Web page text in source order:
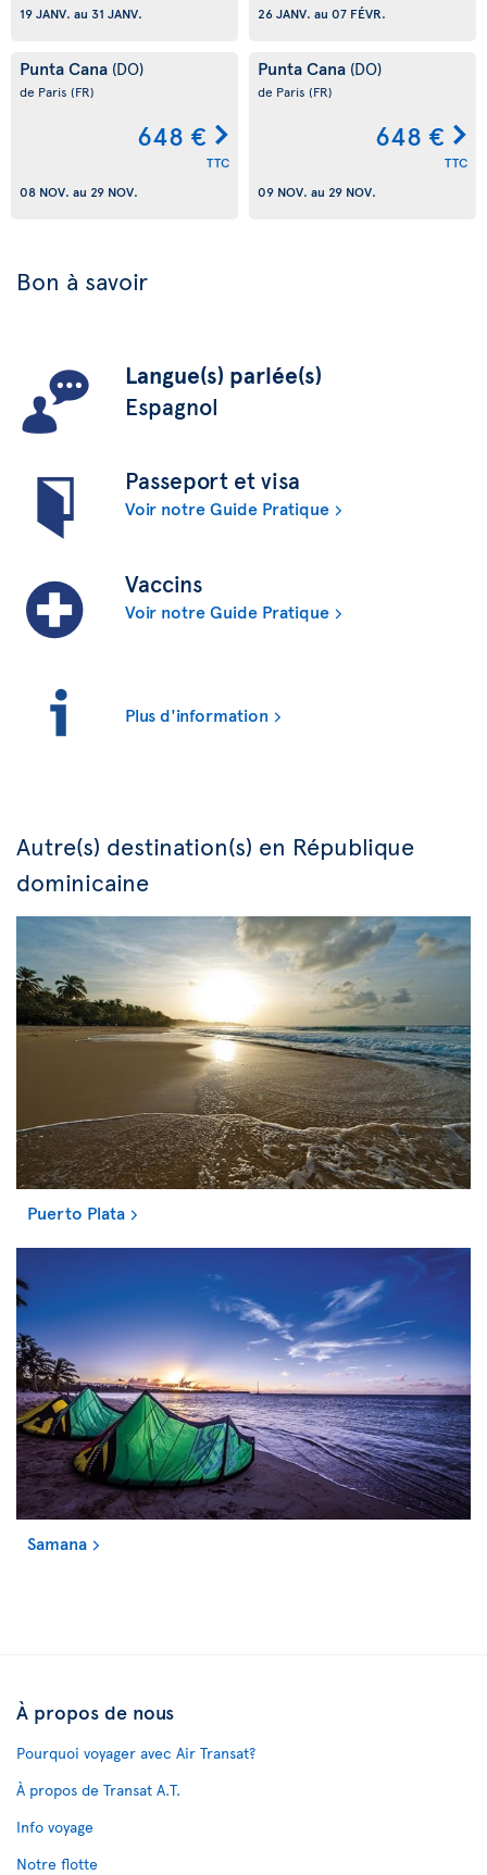
19 JANV. au 31 JANV. 26 JANV. au 07 FÉVR.
Punta Cana (DO)
de Paris (FR)
648 €
TTC
08 NOV. au 29 NOV.
Punta Cana (DO)
de Paris (FR)
648 €
TTC
09 NOV. au 29 NOV.
Bon à savoir
Langue(s) parlée(s)
Espagnol
Passeport et visa
Voir notre Guide Pratique
Vaccins
Voir notre Guide Pratique
Plus d'information
Autre(s) destination(s) en République
dominicaine
Puerto Plata
Samana
À propos de nous
Pourquoi voyager avec Air Transat?
À propos de Transat A.T.
Info voyage
Notre flotte